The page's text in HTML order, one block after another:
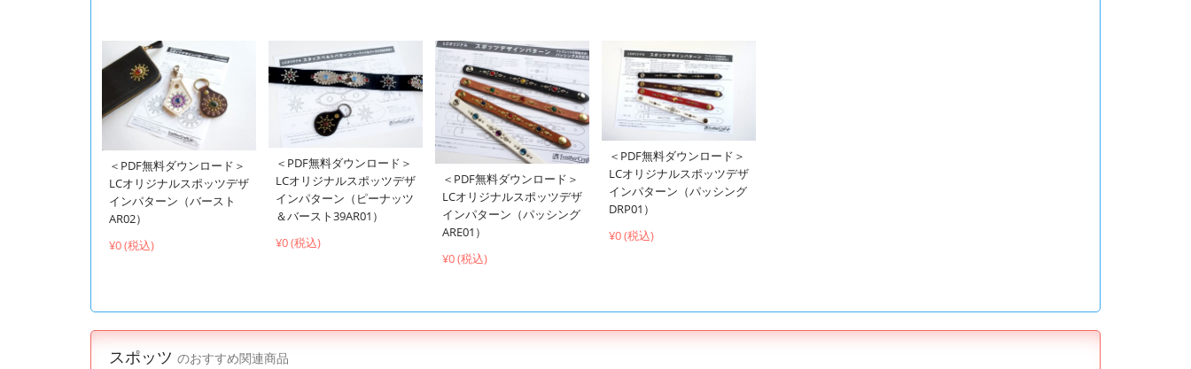
＜PDF無料ダウンロード＞
LCオリジナルスポッツデザ
インパターン（バースト
AR02）
¥0 (税込)
＜PDF無料ダウンロード＞
LCオリジナルスポッツデザ
インパターン（ピーナッツ
＆バースト39AR01）
¥0 (税込)
＜PDF無料ダウンロード＞
LCオリジナルスポッツデザ
インパターン（パッシング
ARE01）
¥0 (税込)
＜PDF無料ダウンロード＞
LCオリジナルスポッツデザ
インパターン（パッシング
DRP01）
¥0 (税込)
スポッツ のおすすめ関連商品